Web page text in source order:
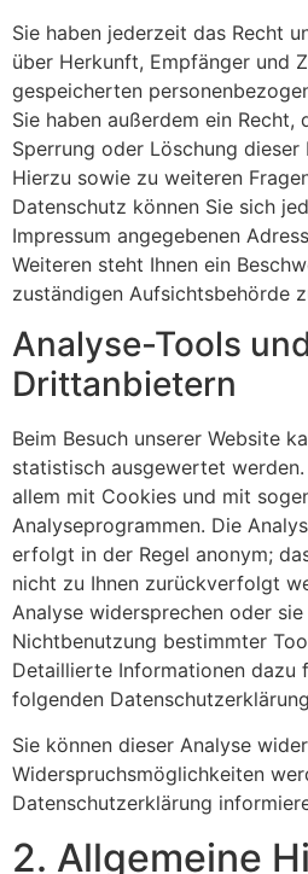
Sie haben jederzeit das Recht
über Herkunft, Empfänger und
gespeicherten
Sie haben außerdem ein Recht,
Sperrung oder Löschung dieser
Hierzu sowie zu weiteren
Datenschutz können Sie sich
Impressum angegebenen
Weiteren steht Ihnen ein
zuständigen Aufsichtsbehörde
Analyse-Tools
Drittanbietern
Beim Besuch unserer Website
statistisch ausgewertet
allem mit Cookies und mit
Analyseprogrammen. Die
erfolgt in der Regel anonym;
nicht zu Ihnen zurückverfolgt
Analyse widersprechen oder
Nichtbenutzung bestimmter
Detaillierte Informationen dazu
folgenden
Sie können dieser Analyse
Widerspruchsmöglichkeiten
Datenschutzerklärung
2. Allgemeine